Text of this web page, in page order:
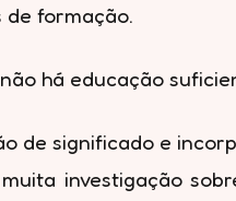
de formação.
há educação
de significado e
investigação